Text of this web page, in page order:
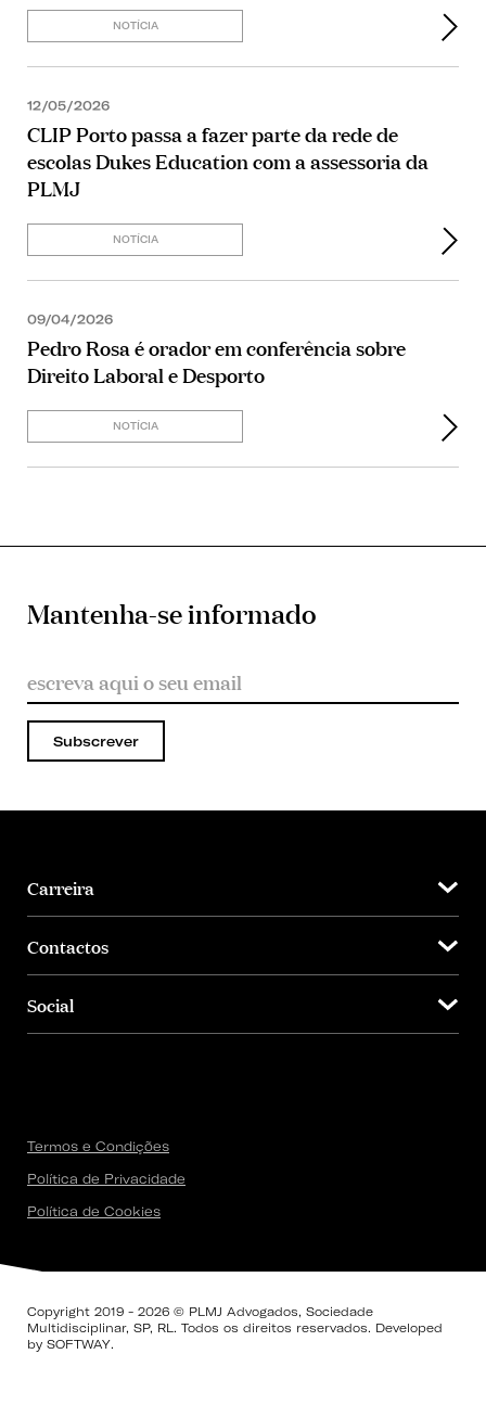
NOTÍCIA
12/05/2026
CLIP Porto passa a fazer parte da rede de
escolas Dukes Education com a assessoria da
PLMJ
NOTÍCIA
09/04/2026
Pedro Rosa é orador em conferência sobre
Direito Laboral e Desporto
NOTÍCIA
Mantenha-se informado
Subscrever
Carreira
Contactos
Social
Termos e Condições
Política de Privacidade
Política de Cookies
Copyright 2019 - 2026 © PLMJ Advogados, Sociedade
Multidisciplinar, SP, RL. Todos os direitos reservados. Developed
by SOFTWAY.